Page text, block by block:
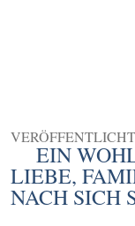
EIN
LIEBE,
NACH SICH